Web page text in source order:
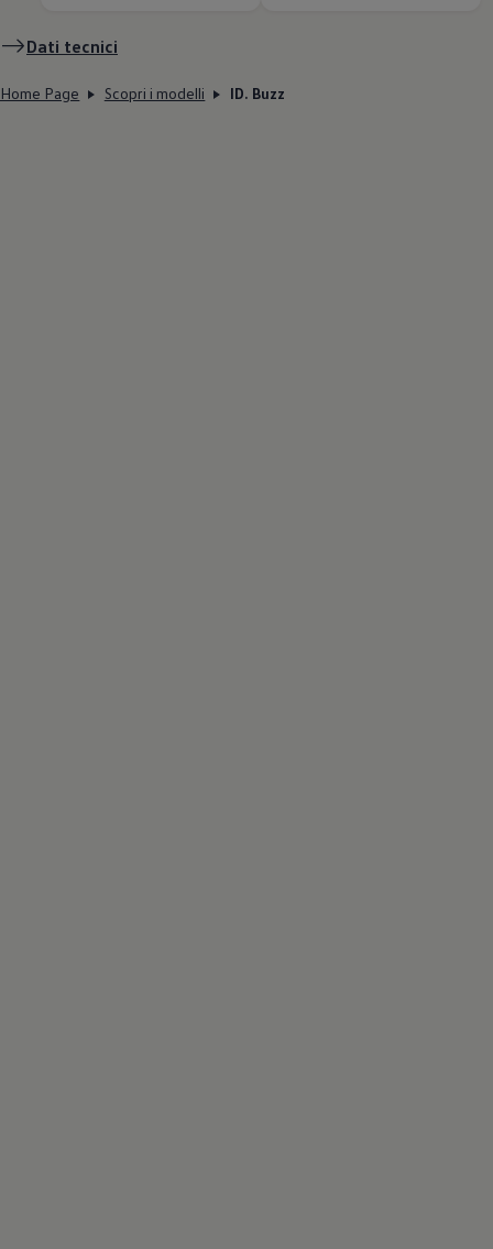
Dati tecnici
Home Page Scopri i modelli ID. Buzz